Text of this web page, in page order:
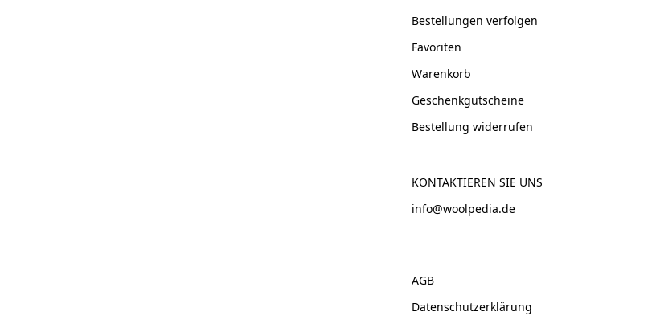
Bestellungen verfolgen
Favoriten
Warenkorb
Geschenkgutscheine
Bestellung widerrufen
KONTAKTIEREN SIE UNS
info@woolpedia.de
AGB
Datenschutzerklärung